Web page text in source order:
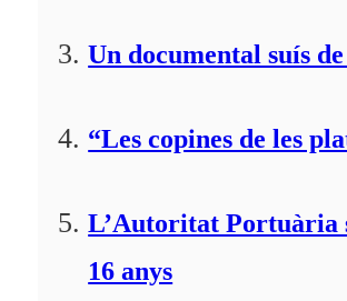
Un documental suís
“Les copines de les
L’Autoritat Portuària
16 anys